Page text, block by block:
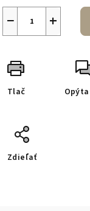
+
−
Tlač
Zdieľať